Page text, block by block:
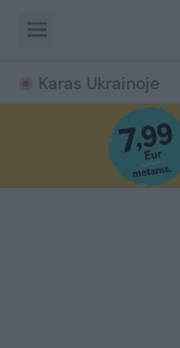
Karas Ukrainoje